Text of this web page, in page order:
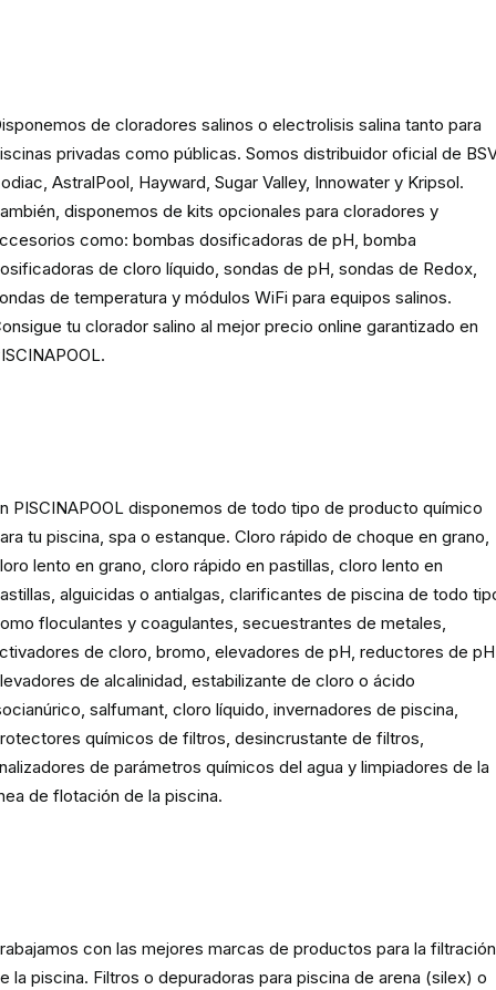
de cloradores salinos o electrolisis salina tanto para
privadas como públicas. Somos distribuidor oficial de
AstralPool, Hayward, Sugar Valley, Innowater y Kripsol.
disponemos de kits opcionales para cloradores y
como: bombas dosificadoras de pH, bomba
de cloro líquido, sondas de pH, sondas de Redox,
de temperatura y módulos WiFi para equipos salinos.
tu clorador salino al mejor precio online garantizado en
PISCINAPOOL disponemos de todo tipo de producto químico
tu piscina, spa o estanque. Cloro rápido de choque en grano,
lento en grano, cloro rápido en pastillas, cloro lento en
alguicidas o antialgas, clarificantes de piscina de todo
floculantes y coagulantes, secuestrantes de metales,
de cloro, bromo, elevadores de pH, reductores de
de alcalinidad, estabilizante de cloro o ácido
salfumant, cloro líquido, invernadores de piscina,
químicos de filtros, desincrustante de filtros,
de parámetros químicos del agua y limpiadores de la
de flotación de la piscina.
con las mejores marcas de productos para la filtración
la piscina. Filtros o depuradoras para piscina de arena (silex) o